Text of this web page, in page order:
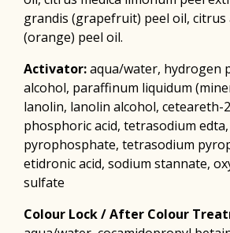
grandis (grapefruit) peel oil,
(orange) peel oil.
Activator:aqua/water, hydrogen
alcohol, paraffinum liquidum
lanolin, lanolin alcohol, ceteareth-
phosphoric acid, tetrasodium
pyrophosphate, tetrasodium
etidronic acid, sodium stannate,
sulfate
Colour Lock / After Colour